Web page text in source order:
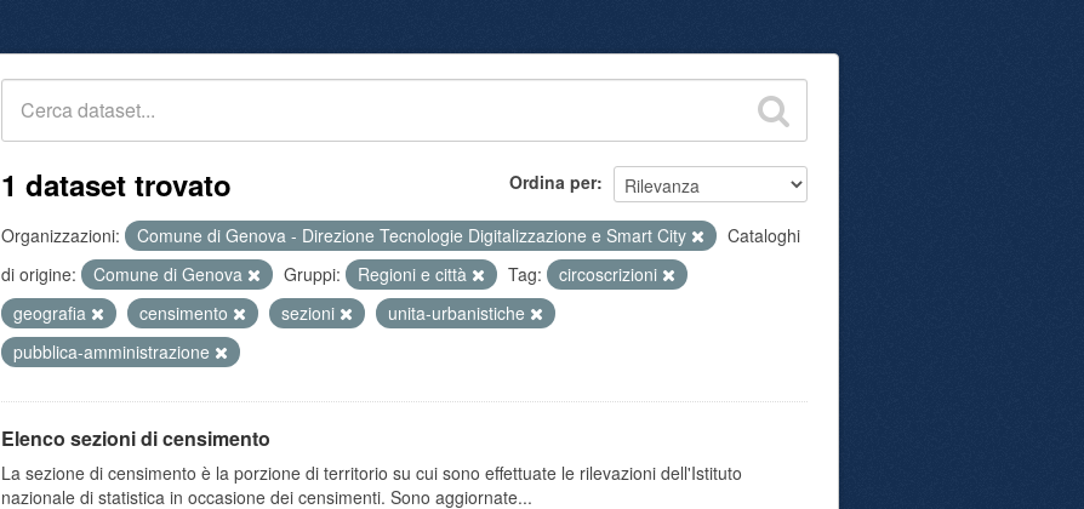
Ordina per
1 dataset trovato
Organizzazioni: Comune di Genova - Direzione Tecnologie Digitalizzazione e Smart City
Cataloghi
di origine:
Comune di Genova Gruppi: Regioni e città Tag:
circoscrizioni
geografia
censimento sezioni
unita-urbanistiche
pubblica-amministrazione
Elenco sezioni di censimento
La sezione di censimento è la porzione di territorio su cui sono effettuate le rilevazioni dell'Istituto
nazionale di statistica in occasione dei censimenti. Sono aggiornate...